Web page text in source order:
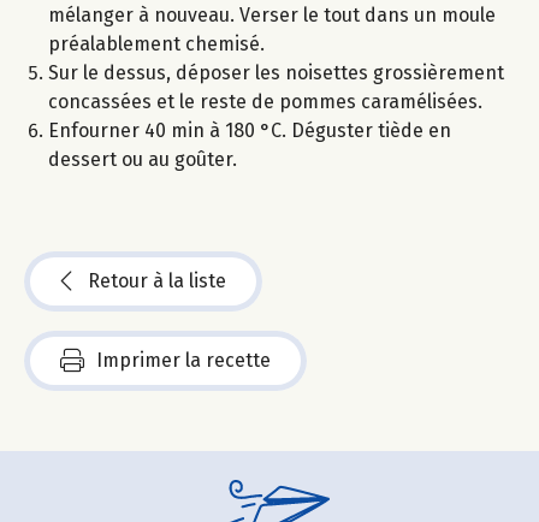
mélanger à nouveau. Verser le tout dans un moule
préalablement chemisé.
Sur le dessus, déposer les noisettes grossièrement
concassées et le reste de pommes caramélisées.
Enfourner 40 min à 180 °C. Déguster tiède en
dessert ou au goûter.
Retour à la liste
Imprimer la recette